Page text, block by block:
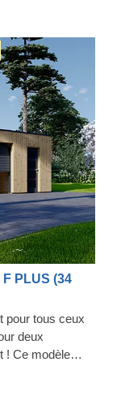
PLUS (34
pour tous ceux
deux
! Ce modèle
: une place
à côté. Le
le